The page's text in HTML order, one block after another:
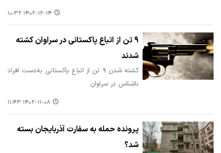
۱۴۰۲-۱۲-۱۴ ۱۰:۳۲
۹ تن از اتباع پاکستانی در سراوان کشته
شدند
کشته شدن ۹ تن از اتباع پاکستانی به‌دست افراد
ناشناس در سراوان
۱۴۰۲-۱۱-۰۸ ۱۱:۴۳
پرونده حمله به سفارت آذربایجان بسته
شد؟